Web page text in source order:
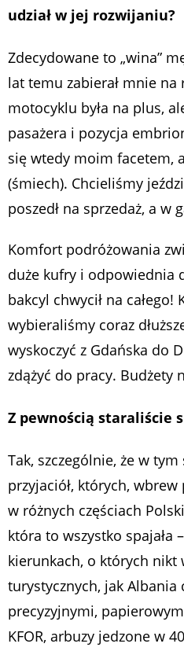
udział w jej rozwijaniu?
Zdecydowane to „wina”
lat temu zabierał mnie
motocyklu była na plus,
pasażera i pozycja
się wtedy moim facetem,
(śmiech). Chcieliśmy
poszedł na sprzedaż, a w
Komfort podróżowania
duże kufry i odpowiednia
bakcyl chwycił na
wybieraliśmy coraz
wyskoczyć z Gdańska do
zdążyć do pracy. Budżety
Z pewnością staraliście
Tak, szczególnie, że w
przyjaciół, których, wbrew
w różnych częściach
która to wszystko spajała
kierunkach, o których nikt
turystycznych, jak Albania
precyzyjnymi,
KFOR, arbuzy jedzone w